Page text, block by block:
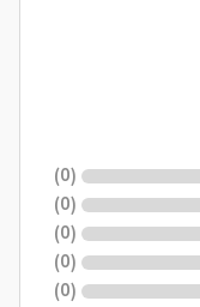
(
0
)
(
0
)
(
0
)
(
0
)
(
0
)